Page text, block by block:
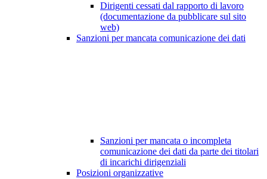
Dirigenti cessati dal rapporto di lavoro
(documentazione da pubblicare sul sito
web)
Sanzioni per mancata comunicazione dei dati
Sanzioni per mancata o incompleta
comunicazione dei dati da parte dei titolari
di incarichi dirigenziali
Posizioni organizzative